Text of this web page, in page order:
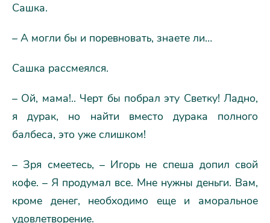
Сашка.
– А могли бы и поревновать, знаете ли…
Сашка рассмеялся.
– Ой, мама!.. Черт бы побрал эту Светку! Ладно,
я дурак, но найти вместо дурака полного
балбеса, это уже слишком!
– Зря смеетесь, – Игорь не спеша допил свой
кофе. – Я продумал все. Мне нужны деньги. Вам,
кроме денег, необходимо еще и аморальное
удовлетворение.